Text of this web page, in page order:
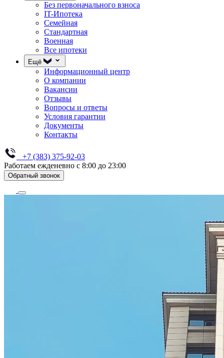
Без первоначального взноса
IT-Ипотека
Семейная
Стандартная
Военная
Все ипотеки
Ещё
Информационный центр
О компании
Вакансии
Отзывы
Вопросы и ответы
Условия гарантии
Документы
Контакты
+7 (383) 375-92-03
Работаем ежденевно с 8:00 до 23:00
Обратный звонок